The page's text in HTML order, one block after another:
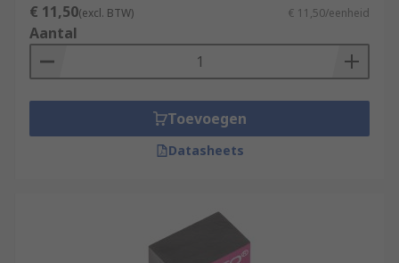
€ 11,50(excl. BTW) € 11,50/eenheid
Aantal
Toevoegen
Datasheets